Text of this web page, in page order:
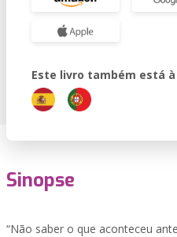
Este livro também está
Sinopse
“Não saber o que aconteceu